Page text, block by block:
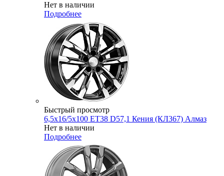
Нет в наличии
Подробнее
Быстрый просмотр
6,5x16/5x100 ET38 D57,1 Кения (КЛ367) Алмаз
Нет в наличии
Подробнее